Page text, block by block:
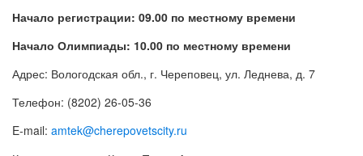
Начало регистрации: 09.00 по местному времени
Начало Олимпиады: 10.00 по местному времени
Адрес: Вологодская обл., г. Череповец, ул. Леднева, д. 7
Телефон: (8202) 26-05-36
E-mail: amtek@cherepovetscity.ru